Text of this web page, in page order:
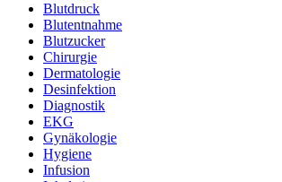
Blutdruck
Blutentnahme
Blutzucker
Chirurgie
Dermatologie
Desinfektion
Diagnostik
EKG
Gynäkologie
Hygiene
Infusion